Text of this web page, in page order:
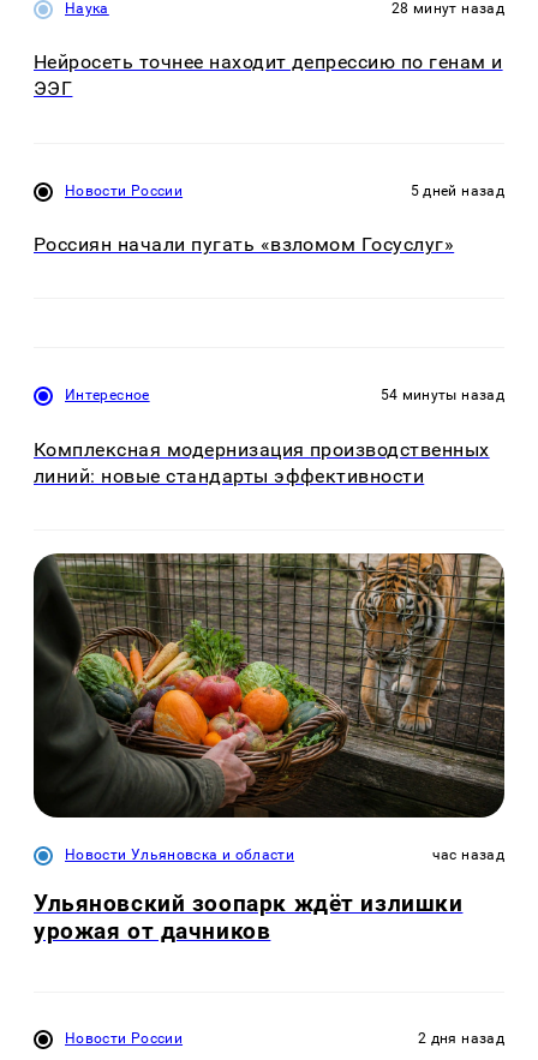
Наука 28 минут назад
Нейросеть точнее находит депрессию по генам и
ЭЭГ
Новости России 5 дней назад
Россиян начали пугать «взломом Госуслуг»
Интересное 54 минуты назад
Комплексная модернизация производственных
линий: новые стандарты эффективности
Новости Ульяновска и области час назад
Ульяновский зоопарк ждёт излишки
урожая от дачников
Новости России 2 дня назад